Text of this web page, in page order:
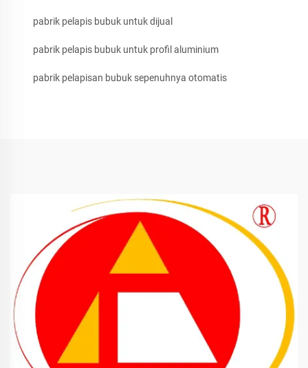
pabrik pelapis bubuk untuk dijual
pabrik pelapis bubuk untuk profil aluminium
pabrik pelapisan bubuk sepenuhnya otomatis